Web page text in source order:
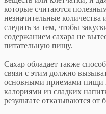
которые считаются
незначительные
следить за тем, чтобы
содержанием сахара не
питательную пищу.
Сахар обладает также
связи с этим должно
основными приемами пищи
калориями из сладких
результате отказываются от